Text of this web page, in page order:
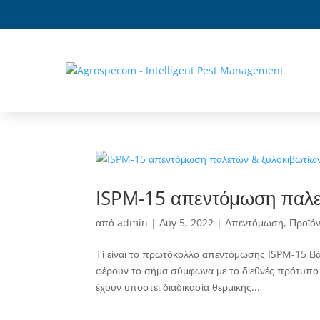
ISPM-15 απεντόμωση
απόadmin |Αυγ 5, 2022 |Απεντόμωση,
Τί είναι το πρωτόκολλο απεντόμωσης ISPM-15
φέρουν το σήμα σύμφωνα με το διεθνές
έχουν υποστεί διαδικασία θερμικής...